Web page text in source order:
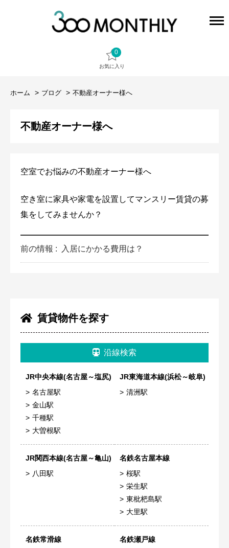
0
お気に入り
ホーム ブログ 不動産オーナー様へ
賃貸物件を探す
沿線検索
JR中央本線(名古屋～塩尻)
名古屋駅
金山駅
千種駅
大曽根駅
JR東海道本線(浜松～岐阜)
清洲駅
JR関西本線(名古屋～亀山)
八田駅
名鉄名古屋本線
桜駅
栄生駅
東枇杷島駅
大里駅
名鉄常滑線
名鉄瀬戸線
不動産オーナー様へ
空室でお悩みの不動産オーナー様へ
空き室に家具や家電を設置してマンスリー賃貸の募
集をしてみませんか？
前の情報 : 入居にかかる費用は？